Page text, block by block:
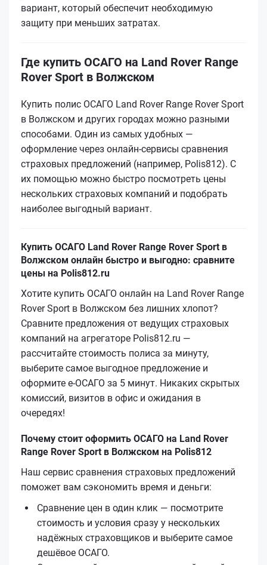
вариант, который обеспечит необходимую
защиту при меньших затратах.
Где купить ОСАГО на Land Rover Range
Rover Sport в Волжском
Купить полис ОСАГО Land Rover Range Rover Sport
в Волжском и других городах можно разными
способами. Один из самых удобных —
оформление через онлайн-сервисы сравнения
страховых предложений (например, Polis812). С
их помощью можно быстро посмотреть цены
нескольких страховых компаний и подобрать
наиболее выгодный вариант.
Купить ОСАГО Land Rover Range Rover Sport в
Волжском онлайн быстро и выгодно: сравните
цены на Polis812.ru
Хотите купить ОСАГО онлайн на Land Rover Range
Rover Sport в Волжском без лишних хлопот?
Сравните предложения от ведущих страховых
компаний на агрегаторе Polis812.ru —
рассчитайте стоимость полиса за минуту,
выберите самое выгодное предложение и
оформите е‑ОСАГО за 5 минут. Никаких скрытых
комиссий, визитов в офис и ожидания в
очередях!
Почему стоит оформить ОСАГО на Land Rover
Range Rover Sport в Волжском на Polis812
Наш сервис сравнения страховых предложений
поможет вам сэкономить время и деньги:
Сравнение цен в один клик — посмотрите
стоимость и условия сразу у нескольких
надёжных страховщиков и выберите самое
дешёвое ОСАГО.